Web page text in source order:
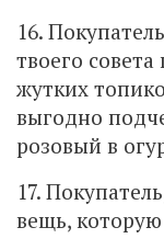
16.
твоего
жутких
выгодно
розовый в
17.
вещь,